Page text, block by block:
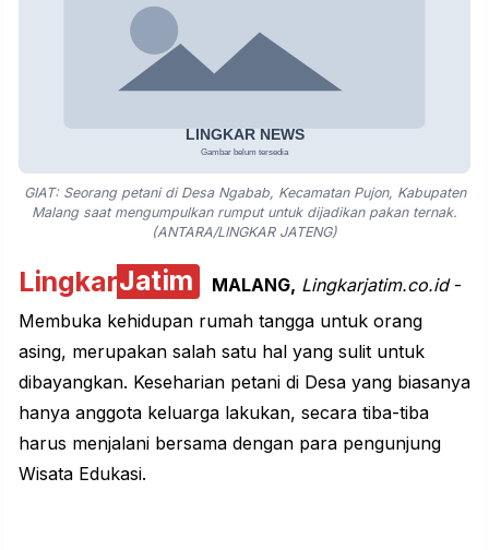
GIAT: Seorang petani di Desa Ngabab, Kecamatan Pujon, Kabupaten
Malang saat mengumpulkan rumput untuk dijadikan pakan ternak.
(ANTARA/LINGKAR JATENG)
LingkarJatim MALANG, Lingkarjatim.co.id-
Membuka kehidupan rumah tangga untuk orang
asing, merupakan salah satu hal yang sulit untuk
dibayangkan. Keseharian petani di Desa yang biasanya
hanya anggota keluarga lakukan, secara tiba-tiba
harus menjalani bersama dengan para pengunjung
Wisata Edukasi.